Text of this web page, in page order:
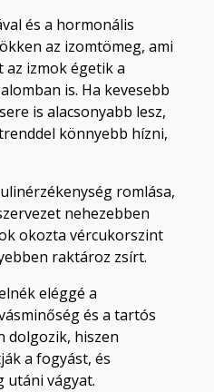
és a hormonális
az izomtömeg, ami
az izmok égetik a
is. Ha kevesebb
is alacsonyabb lesz,
könnyebb hízni,
romlása,
nehezebben
okozta vércukorszint
raktároz zsírt.
eléggé a
és a tartós
dolgozik, hiszen
a fogyást, és
utáni vágyat.